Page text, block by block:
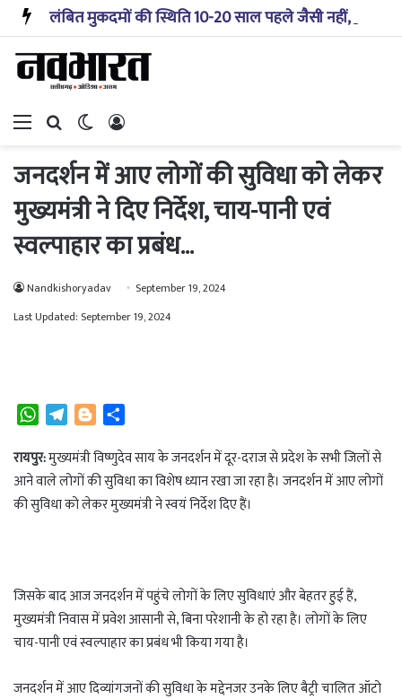
लंबित मुकदमों की स्थिति 10-20 साल पहले जैसी नहीं, प्रौद्योगिकी से मिले बहुत अच्छे परिणाम: सीजेआई
Menu Search forSwitch skin
जनदर्शन में आए लोगों की सुविधा को लेकर
मुख्यमंत्री ने दिए निर्देश, चाय-पानी एवं
स्वल्पाहार का प्रबंध…
Nandkishoryadav
September 19, 2024
Last Updated: September 19, 2024
W
a
t
s
l
e
g
o
g
g
a
r
e
रायपुर:मुख्यमंत्री विष्णुदेव साय के जनदर्शन में दूर-दराज से प्रदेश के सभी जिलों से
आने वाले लोगों की सुविधा का विशेष ध्यान रखा जा रहा है। जनदर्शन में आए लोगों
की सुविधा को लेकर मुख्यमंत्री ने स्वयं निर्देश दिए हैं।
जिसके बाद आज जनदर्शन में पहुंचे लोगों के लिए सुविधाएं और बेहतर हुई हैं,
मुख्यमंत्री निवास में प्रवेश आसानी से, बिना परेशानी के हो रहा है। लोगों के लिए
चाय-पानी एवं स्वल्पाहार का प्रबंध भी किया गया है।
जनदर्शन में आए दिव्यांगजनों की सुविधा के मद्देनजर उनके लिए बैट्री चालित ऑटो